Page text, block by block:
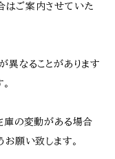
はご案内させていた
異なることがあります
庫の変動がある場合
願い致します。